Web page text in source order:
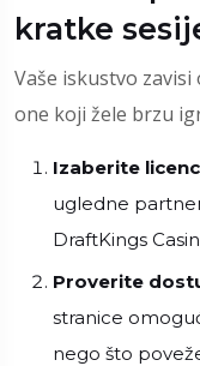
kratke
Vaše iskustvo zavisi
one koji žele brzu
Izaberite
ugledne
DraftKings
Proverite
stranice
nego što